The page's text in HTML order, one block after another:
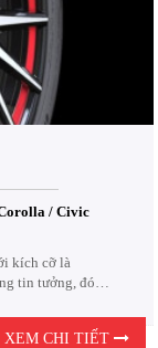
/ Civic
kích cỡ là
tin tưởng, đón
XEM CHI TIẾT